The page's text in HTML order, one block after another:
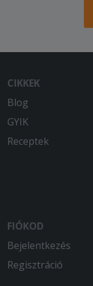
CIKKEK
Blog
GYIK
Receptek
FIÓKOD
Bejelentkezés
Regisztráció